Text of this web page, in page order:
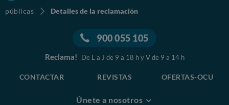
públicas
Detalles de la reclamación
900 055 105
Reclama! De L a J de 9 a 18 h y V de 9 a 14 h
CONTACTAR REVISTAS OFERTAS-OCU
Únete a nosotros